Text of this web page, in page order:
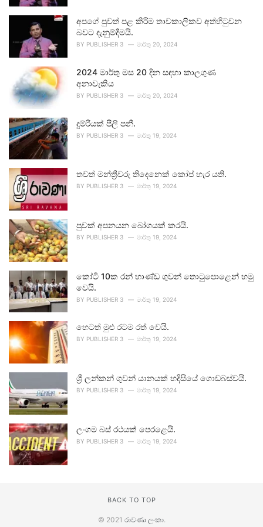
අපගේ පුවත් පළ කිරීම තාවකාලිකව අත්හිටුවන
බවට දැනුම්දීමයි.
BY PUBLISHER 3 මාර්තු 20, 2024
2024 මාර්තු මස 20 දින සඳහා කාලගුණ
අනාවැකිය
BY PUBLISHER 3 මාර්තු 20, 2024
දුම්රියක් පීලි පනී.
BY PUBLISHER 3 මාර්තු 19, 2024
තවත් මන්ත්‍රීවරු තිදෙනෙක් කෝප් හැර යති.
BY PUBLISHER 3 මාර්තු 19, 2024
පුවක් අපනයන බෝගයක් කරයි.
BY PUBLISHER 3 මාර්තු 19, 2024
කෝටි 10ක රන් භාණ්ඩ ගුවන් තොටුපොළෙන් හමු
වෙයි.
BY PUBLISHER 3 මාර්තු 19, 2024
හෙටත් මුළු රටම රත් වෙයි.
BY PUBLISHER 3 මාර්තු 19, 2024
ශ්‍රී ලන්කන් ගුවන් යානයක් හදිසියේ ගොඩබස්වයි.
BY PUBLISHER 3 මාර්තු 19, 2024
ලංගම බස් රථයක් පෙරළෙයි.
BY PUBLISHER 3 මාර්තු 19, 2024
BACK TO TOP
© 2021 රාවණා ලංකා.